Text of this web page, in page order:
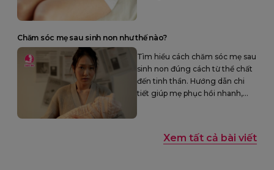
Chăm sóc mẹ sau sinh non như thế nào?
Tìm hiểu cách chăm sóc mẹ sau
sinh non đúng cách từ thể chất
đến tinh thần. Hướng dẫn chi
tiết giúp mẹ phục hồi nhanh,
Xem tất cả bài viết